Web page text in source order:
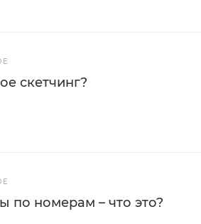
скетчинг?
по номерам – что это?